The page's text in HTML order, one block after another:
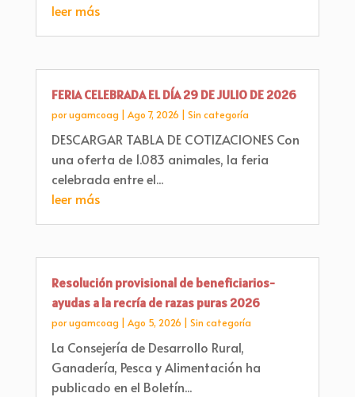
leer más
FERIA CELEBRADA EL DÍA 29 DE JULIO DE 2026
porugamcoag Ago 7, 2026 Sin categoría
DESCARGAR TABLA DE COTIZACIONES Con
una oferta de 1.083 animales, la feria
celebrada entre el...
leer más
Resolución provisional de beneficiarios-
ayudas a la recría de razas puras 2026
porugamcoag Ago 5, 2026 Sin categoría
La Consejería de Desarrollo Rural,
Ganadería, Pesca y Alimentación ha
publicado en el Boletín...